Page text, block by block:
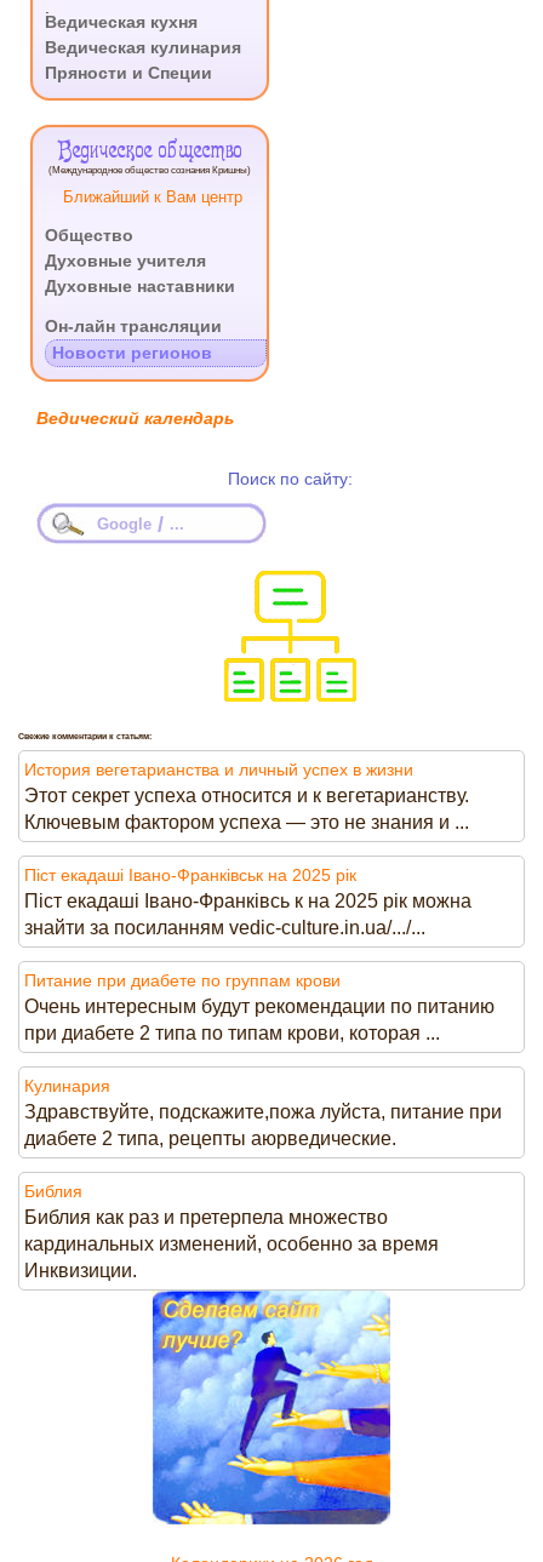
Ведическая кухня
Ведическая кулинария
Пряности и Специи
Ведическое общество
(Международное общество сознания Кришны)
Ближайший к Вам центр
Общество
Духовные учителя
Духовные наставники
Он-лайн трансляции
Новости регионов
Ведический календарь
Поиск по сайту:
Google / ...
Свежие комментарии к статьям:
История вегетарианства и личный успех в жизни
Этот секрет успеха относится и к вегетарианству.
Ключевым фактором успеха — это не знания и ...
Піст екадаші Івано-Франківськ на 2025 рік
Піст екадаші Івано-Франківсь к на 2025 рік можна
знайти за посиланням vedic-culture.in.ua/.../...
Питание при диабете по группам крови
Очень интересным будут рекомендации по питанию
при диабете 2 типа по типам крови, которая ...
Кулинария
Здравствуйте, подскажите,пожа луйста, питание при
диабете 2 типа, рецепты аюрведические.
Библия
Библия как раз и претерпела множество
кардинальных изменений, особенно за время
Инквизиции.